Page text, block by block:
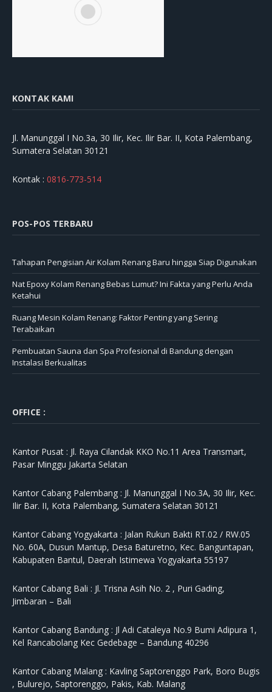
KONTAK KAMI
Jl. Manunggal I No.3a, 30 Ilir, Kec. Ilir Bar. II, Kota Palembang,
Sumatera Selatan 30121
Kontak : 0816-773-514
POS-POS TERBARU
Tahapan Pengisian Air Kolam Renang Baru hingga Siap Digunakan
Nat Epoxy Kolam Renang Bebas Lumut? Ini Fakta yang Perlu Anda
Ketahui
Ruang Mesin Kolam Renang: Faktor Penting yang Sering
Terabaikan
Pembuatan Sauna dan Spa Profesional di Bandung dengan
Instalasi Berkualitas
OFFICE :
Kantor Pusat : Jl. Raya Cilandak KKO No.11 Area Transmart,
Pasar Minggu Jakarta Selatan
Kantor Cabang Palembang : Jl. Manunggal I No.3A, 30 Ilir, Kec.
Ilir Bar. II, Kota Palembang, Sumatera Selatan 30121
Kantor Cabang Yogyakarta : Jalan Rukun Bakti RT.02 / RW.05
No. 60A, Dusun Mantup, Desa Baturetno, Kec. Banguntapan,
Kabupaten Bantul, Daerah Istimewa Yogyakarta 55197
Kantor Cabang Bali : Jl. Trisna Asih No. 2 , Puri Gading,
Jimbaran – Bali
Kantor Cabang Bandung : Jl Adi Cataleya No.9 Bumi Adipura 1,
Kel Rancabolang Kec Gedebage – Bandung 40296
Kantor Cabang Malang : Kavling Saptorenggo Park, Boro Bugis
, Bulurejo, Saptorenggo, Pakis, Kab. Malang